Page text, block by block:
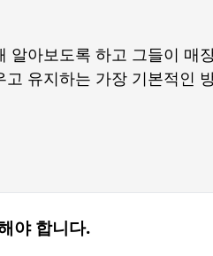
알아보도록 하고 그들이 매
유지하는 가장 기본적인
야 합니다.